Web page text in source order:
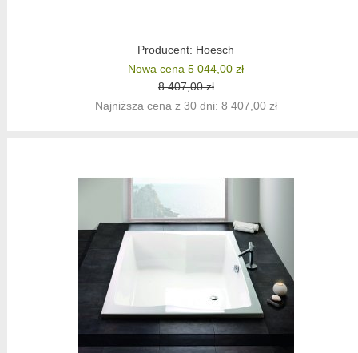
Producent: Hoesch
Nowa cena 5 044,00 zł
8 407,00 zł
Najniższa cena z 30 dni: 8 407,00 zł